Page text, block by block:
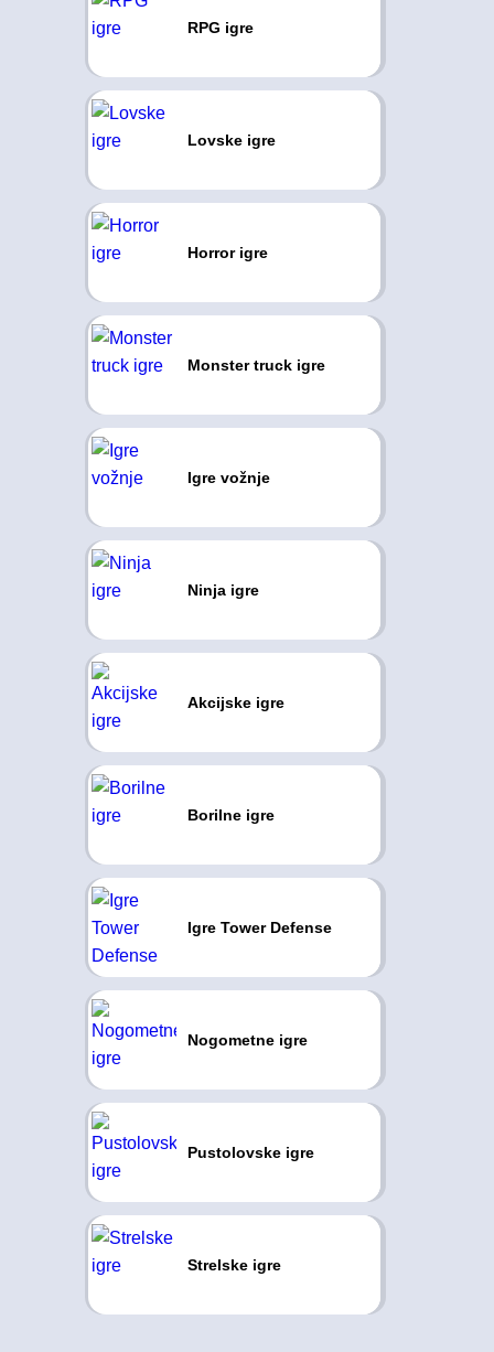
RPG igre
Lovske igre
Horror igre
Monster truck igre
Igre vožnje
Ninja igre
Akcijske igre
Borilne igre
Igre Tower Defense
Nogometne igre
Pustolovske igre
Strelske igre